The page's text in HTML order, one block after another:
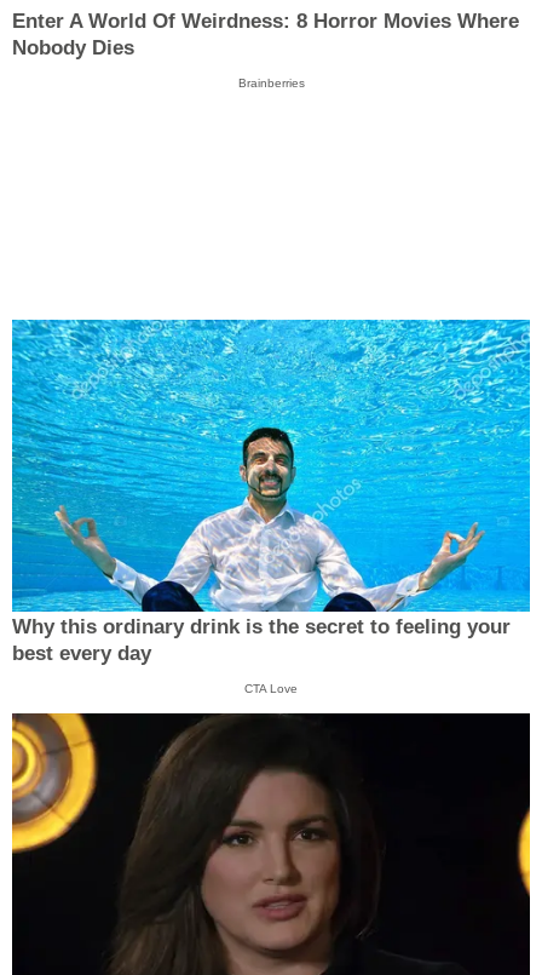
Enter A World Of Weirdness: 8 Horror Movies Where
Nobody Dies
Brainberries
Why this ordinary drink is the secret to feeling your
best every day
CTA Love